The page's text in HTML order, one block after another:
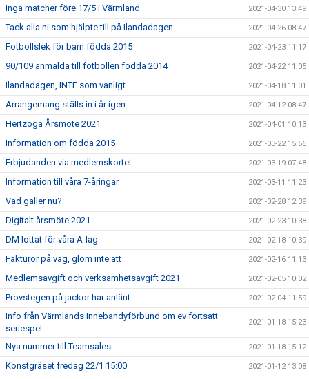
Inga matcher före 17/5 i Värmland 2021-04-30 13:49
Tack alla ni som hjälpte till på Ilandadagen 2021-04-26 08:47
Fotbollslek för barn födda 2015 2021-04-23 11:17
90/109 anmälda till fotbollen födda 2014 2021-04-22 11:05
Ilandadagen, INTE som vanligt 2021-04-18 11:01
Arrangemang ställs in i år igen 2021-04-12 08:47
Hertzöga Årsmöte 2021 2021-04-01 10:13
Information om födda 2015 2021-03-22 15:56
Erbjudanden via medlemskortet 2021-03-19 07:48
Information till våra 7-åringar 2021-03-11 11:23
Vad gäller nu? 2021-02-28 12:39
Digitalt årsmöte 2021 2021-02-23 10:38
DM lottat för våra A-lag 2021-02-18 10:39
Fakturor på väg, glöm inte att 2021-02-16 11:13
Medlemsavgift och verksamhetsavgift 2021 2021-02-05 10:02
Provstegen på jackor har anlänt 2021-02-04 11:59
Info från Värmlands Innebandyförbund om ev fortsatt
seriespel
2021-01-18 15:23
Nya nummer till Teamsales 2021-01-18 15:12
Konstgräset fredag 22/1 15:00 2021-01-12 13:08